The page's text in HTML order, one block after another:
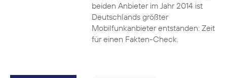
beiden Anbieter im Jahr 2014 ist
Deutschlands größter
Mobilfunkanbieter entstanden: Zeit
für einen Fakten-Check.